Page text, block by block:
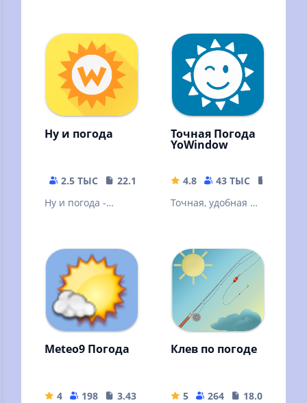
Ну и погода
2.5 ТЫС
22.11 MB
Ну и погода -
Точная Погода
YoWindow
4.8 43 ТЫС
Точная, удобная и
Meteo9 Погода
4 198
3.43 MB
Клев по погоде
5 264
18.08 MB